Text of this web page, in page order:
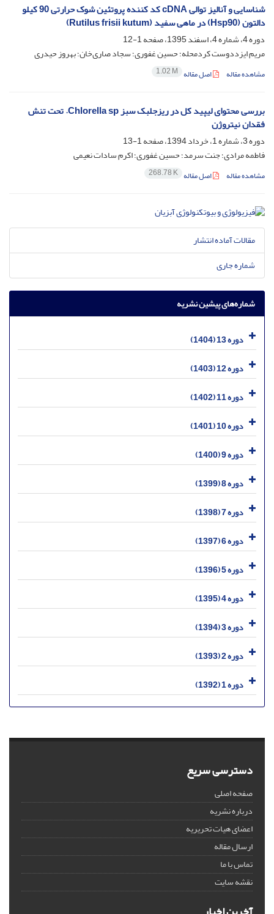
شناسایی و آنالیز توالی cDNA کد کننده پروتئین شوک حرارتی 90 کیلو
دالتون (Hsp90) در ماهی سفید (Rutilus frisii kutum)
دوره 4، شماره 4، اسفند 1395، صفحه
1-12
مریم ایزددوست کردمحله؛ حسین غفوری؛ سجاد صاری‌خان؛ بهروز حیدری
مشاهده مقاله اصل مقاله 1.02 M
بررسی محتوای لیپید کل در ریزجلبک سبز Chlorella sp. تحت تنش
فقدان نیتروژن
دوره 3، شماره 1، خرداد 1394، صفحه
1-13
فاطمه مرادی؛ جنت سرمد؛ حسین غفوری؛ اکرم سادات نعیمی
مشاهده مقاله اصل مقاله 268.78 K
مقالات آماده انتشار
شماره جاری
شماره‌های پیشین نشریه
دوره 13 (1404)
دوره 12 (1403)
دوره 11 (1402)
دوره 10 (1401)
دوره 9 (1400)
دوره 8 (1399)
دوره 7 (1398)
دوره 6 (1397)
دوره 5 (1396)
دوره 4 (1395)
دوره 3 (1394)
دوره 2 (1393)
دوره 1 (1392)
دسترسی سریع
صفحه اصلی
درباره نشریه
اعضای هیات تحریریه
ارسال مقاله
تماس با ما
نقشه سایت